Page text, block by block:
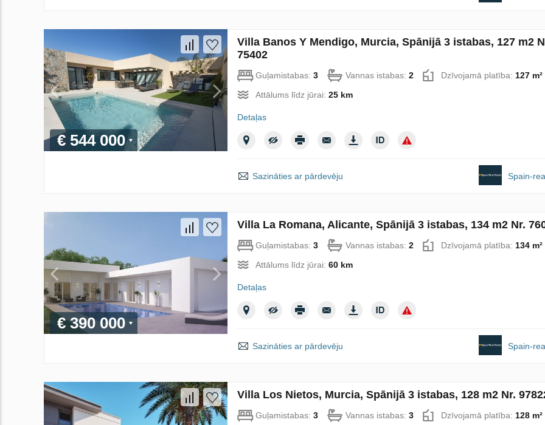
€ 544 000
Villa Banos Y Mendigo, Murcia, Spānijā 3 istabas, 127 m2
75402
Guļamistabas: 3 Vannas istabas: 2 Dzīvojamā platība: 127 m²
Attālums līdz jūrai: 25 km
Detaļas
Sazināties ar pārdevēju Spain-
€ 390 000
Villa La Romana, Alicante, Spānijā 3 istabas, 134 m2 Nr.
Guļamistabas: 3 Vannas istabas: 2 Dzīvojamā platība: 134 m²
Attālums līdz jūrai: 60 km
Detaļas
Sazināties ar pārdevēju Spain-
Villa Los Nietos, Murcia, Spānijā 3 istabas, 128 m2 Nr.
Guļamistabas: 3 Vannas istabas: 3 Dzīvojamā platība: 128 m²